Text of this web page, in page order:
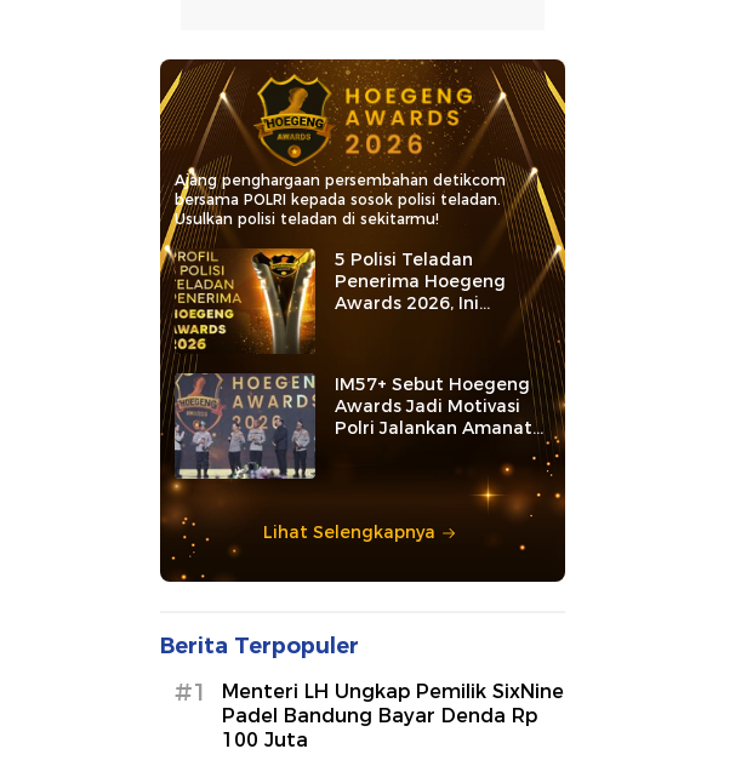
Ajang penghargaan persembahan detikcom
bersama POLRI kepada sosok polisi teladan.
Usulkan polisi teladan di sekitarmu!
5 Polisi Teladan
Penerima Hoegeng
Awards 2026, Ini
Kategori dan Kiprahnya
IM57+ Sebut Hoegeng
Awards Jadi Motivasi
Polri Jalankan Amanat
Lihat Selengkapnya
Berita Terpopuler
#1
Menteri LH Ungkap Pemilik SixNine
Padel Bandung Bayar Denda Rp
100 Juta